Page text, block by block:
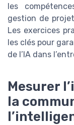
les
gestion de
Les exercices
les clés pour
de l’IA dans
Mesurer
la